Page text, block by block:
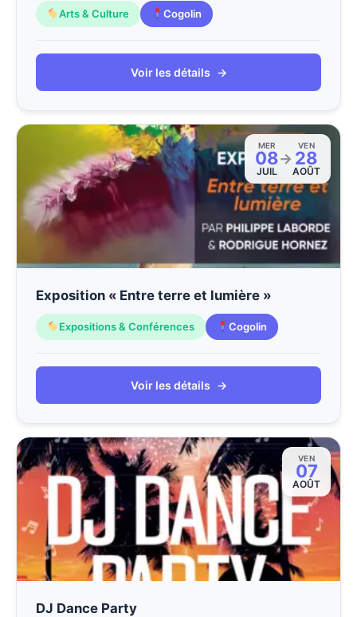
Arts & Culture Cogolin
Voir les détails →
MER
08
JUIL
→
VEN
28
AOÛT
Exposition « Entre terre et lumière »
Expositions & Conférences Cogolin
Voir les détails →
VEN
07
AOÛT
DJ Dance Party